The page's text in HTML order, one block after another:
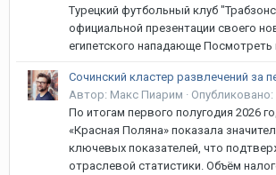
Турецкий футбольный клуб
официальной презентации своего
египетского нападающе Посмотреть
Автор: Макс Пиарим · Опубликовано:
По итогам первого полугодия 2026
«Красная Поляна» показала
ключевых показателей, что
отраслевой статистики. Объём